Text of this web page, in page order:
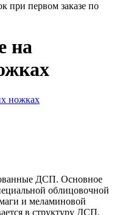
при первом заказе по
на
ДСП. Основное
облицовочной
и меламиновой
в структуру ДСП,